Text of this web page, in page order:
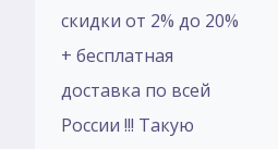
скидки от 2% до 20%
+ бесплатная
доставка по всей
России !!! Такую